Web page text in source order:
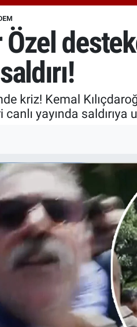
Özel
kriz! Kemal
yayında saldırıya